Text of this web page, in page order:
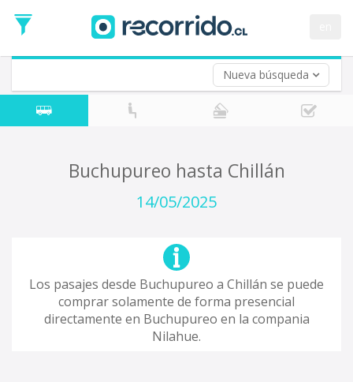
Nueva búsqueda
de
Ida
Vuelta (opcional)
Fecha
de
Buchupureo hasta Chillán
14/05/2025
Los pasajes desde Buchupureo a Chillán se puede
comprar solamente de forma presencial
directamente en Buchupureo en la compania
Nilahue.